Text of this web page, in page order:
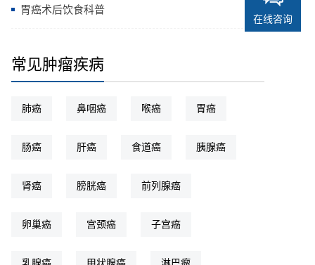
胃癌术后饮食科普
常见肿瘤疾病
肺癌 鼻咽癌 喉癌 胃癌
肠癌 肝癌 食道癌 胰腺癌
肾癌 膀胱癌 前列腺癌
卵巢癌 宫颈癌 子宫癌
在线咨询